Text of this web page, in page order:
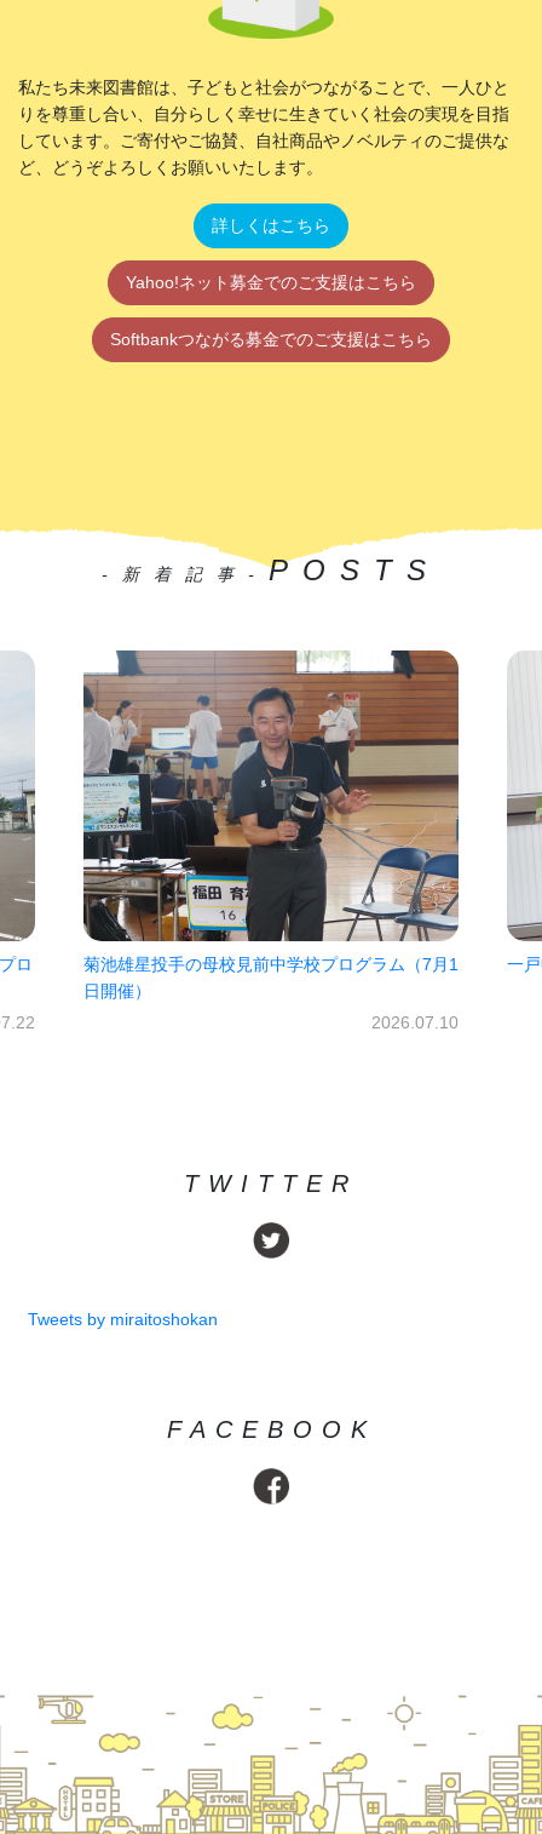
私たち未来図書館は、子どもと社会がつながることで、一人ひと
りを尊重し合い、自分らしく幸せに生きていく社会の実現を目指
しています。ご寄付やご協賛、自社商品やノベルティのご提供な
ど、どうぞよろしくお願いいたします。
詳しくはこちら
Yahoo!ネット募金でのご支援はこちら
Softbankつながる募金でのご支援はこちら
-新着記事-POSTS
菊池雄星投手の母校見前中学校プログラム（7月1
日開催）
2026.07.10
一戸
TWITTER
Tweets by miraitoshokan
FACEBOOK